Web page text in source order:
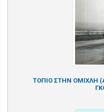
ΤΟΠΙΟ ΣΤΗΝ ΟΜΙΧΛΗ